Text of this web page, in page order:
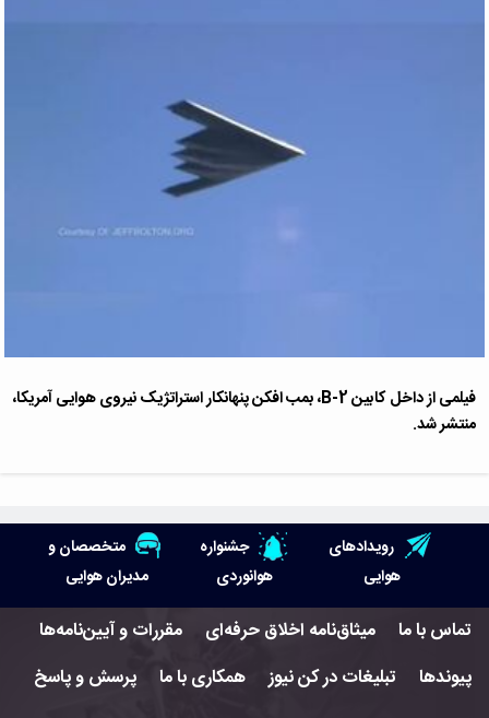
فیلمی از داخل کابین B-2، بمب افکن پنهانکار استراتژیک نیروی هوایی آمریکا،
منتشر شد.
رویدادهای
هوایی
جشنواره
هوانوردی
متخصصان و
مدیران هوایی
تماس با ما میثاق‌نامه اخلاق حرفه‌ای
مقررات و آیین‌نامه‌ها
پیوندها
تبلیغات در کن نیوز همکاری با ما پرسش و پاسخ